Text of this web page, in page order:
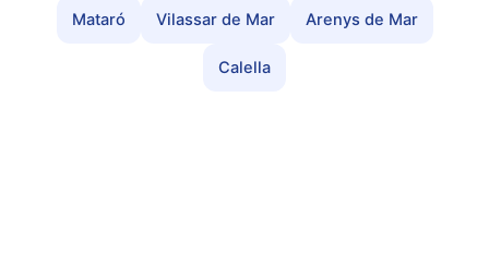
Mataró Vilassar de Mar Arenys de Mar
Calella